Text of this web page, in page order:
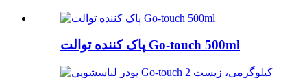
پاک کننده توالت Go-touch 500ml